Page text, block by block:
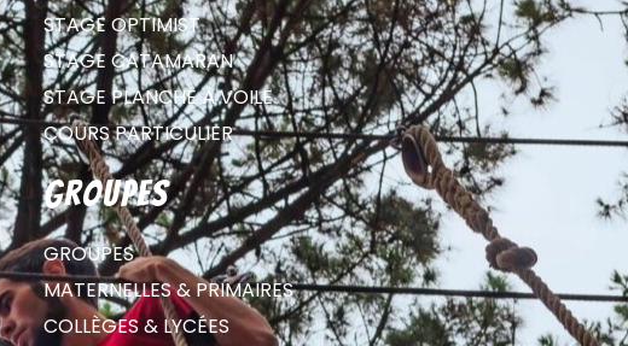
STAGE OPTIMIST
STAGE CATAMARAN
STAGE PLANCHE À VOILE
COURS PARTICULIER
groupes
GROUPES
MATERNELLES & PRIMAIRES
COLLÈGES & LYCÉES